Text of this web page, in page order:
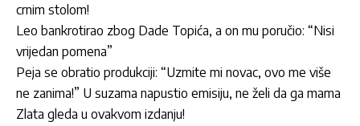
crnim stolom!
Leo bankrotirao zbog Dade Topića, a on mu poručio: “Nisi
vrijedan pomena”
Peja se obratio produkciji: “Uzmite mi novac, ovo me više
ne zanima!” U suzama napustio emisiju, ne želi da ga mama
Zlata gleda u ovakvom izdanju!